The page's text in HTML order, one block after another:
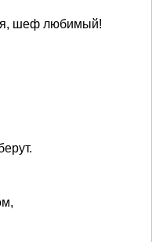
шеф любимый!